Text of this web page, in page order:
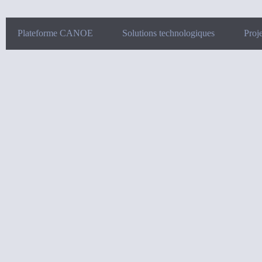
Plateforme CANOE Solutions technologiques